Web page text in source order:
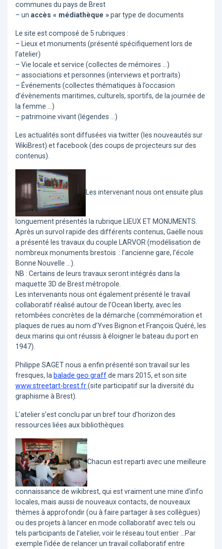
communes du pays de Brest
– un accès « médiathèque »par type de documents
Le site est composé de 5 rubriques :
– Lieux et monuments (présenté spécifiquement lors de
l’atelier)
– Vie locale et service (collectes de mémoires …)
– associations et personnes (interviews et portraits)
– Événements (collectes thématiques à l’occasion
d’évènements maritimes, culturels, sportifs, de la journée de
la femme …)
– patrimoine vivant (légendes …)
Les actualités sont diffusées via twitter (les nouveautés sur
WikiBrest) et facebook (des coups de projecteurs sur des
contenus).
Les intervenant nous ont ensuite plus
longuement présentés la rubrique LIEUX ET MONUMENTS.
Après un survol rapide des différents contenus, Gaëlle nous
a présenté les travaux du couple LARVOR (modélisation de
nombreux monuments brestois : l’ancienne gare, l’école
Bonne Nouvelle …).
NB : Certains de leurs travaux seront intégrés dans la
maquette 3D de Brest métropole.
Les intervenants nous ont également présenté le travail
collaboratif réalisé autour de l’Ocean liberty, avec les
retombées concrètes de la démarche (commémoration et
plaques de rues au nom d’Yves Bignon et François Quéré, les
deux marins qui ont réussis à éloigner le bateau du port en
1947).
Philippe SAGET nous a enfin présenté son travail sur les
fresques, la balade geo graffde mars 2015, et son site
www.streetart-brest.fr(site participatif sur la diversité du
graphisme à Brest).
L’atelier s’est conclu par un bref tour d’horizon des
ressources liées aux bibliothèques.
Chacun est reparti avec une meilleure
connaissance de wikibrest, qui est vraiment une mine d’info
locales, mais aussi de nouveaux contacts, de nouveaux
thèmes à approfondir (ou à faire partager à ses collègues)
ou des projets à lancer en mode collaboratif avec tels ou
tels participants de l’atelier, voir le réseau tout entier …Par
exemple l’idée de relancer un travail collaboratif entre